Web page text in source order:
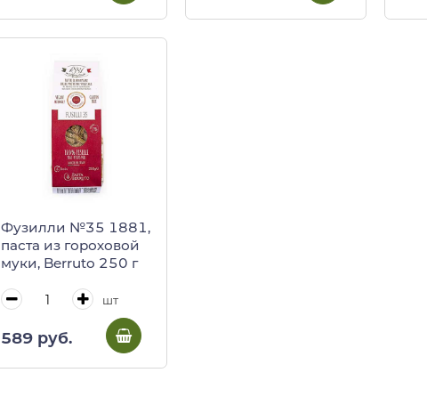
Фузилли №35 1881,
паста из гороховой
муки, Berruto 250 г
шт
589 руб.